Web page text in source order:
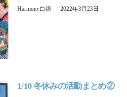
Harmony白銀 2022年3月23日
1/10 冬休みの活動まとめ②